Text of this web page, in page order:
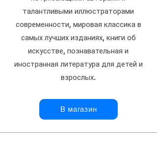
талантливыми иллюстраторами
современности, мировая классика в
самых лучших изданиях, книги об
искусстве, познавательная и
иностранная литература для детей и
взрослых.
В магазин